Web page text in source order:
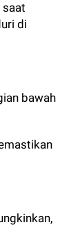
saat
di
bawah